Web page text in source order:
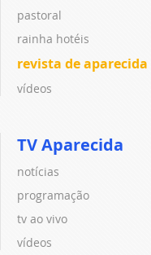
pastoral
rainha hotéis
revista de aparecida
vídeos
TV Aparecida
notícias
programação
tv ao vivo
vídeos